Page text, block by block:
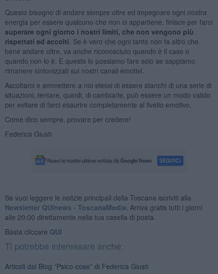
Questo bisogno di andare sempre oltre ed impegnare ogni nostra
energia per essere qualcuno che non ci appartiene, finisce per farci
superare ogni giorno i nostri limiti, che non vengono più
rispettati ed accolti . Se è vero che ogni tanto non fa altro che
bene andare oltre, va anche riconosciuto quando è il caso o
quando non lo è. E questo lo possiamo fare solo se sappiamo
rimanere sintonizzati sui nostri canali emotivi.
Ascoltarci e ammettere a noi stessi di essere stanchi di una serie di
situazioni, tentare, quindi, di cambiarle, può essere un modo valido
per evitare di farci esaurire completamente al livello emotivo.
Come dico sempre, provare per credere!
Federica Giusti
Se vuoi leggere le notizie principali della Toscana iscriviti alla
Newsletter QUInews - ToscanaMedia. Arriva gratis tutti i giorni
alle 20:00 direttamente nella tua casella di posta.
Basta cliccare QUI
Ti potrebbe interessare anche:
Articoli dal Blog “Psico-cose” di Federica Giusti